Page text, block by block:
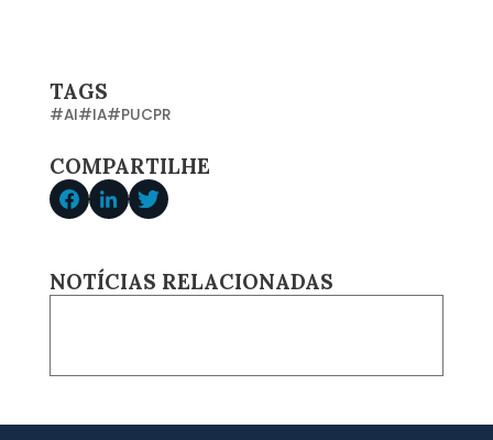
TAGS
#AI#IA#PUCPR
COMPARTILHE
NOTÍCIAS RELACIONADAS